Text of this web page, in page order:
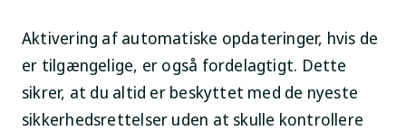
Aktivering af automatiske opdateringer, hvis de
er tilgængelige, er også fordelagtigt. Dette
sikrer, at du altid er beskyttet med de nyeste
sikkerhedsrettelser uden at skulle kontrollere